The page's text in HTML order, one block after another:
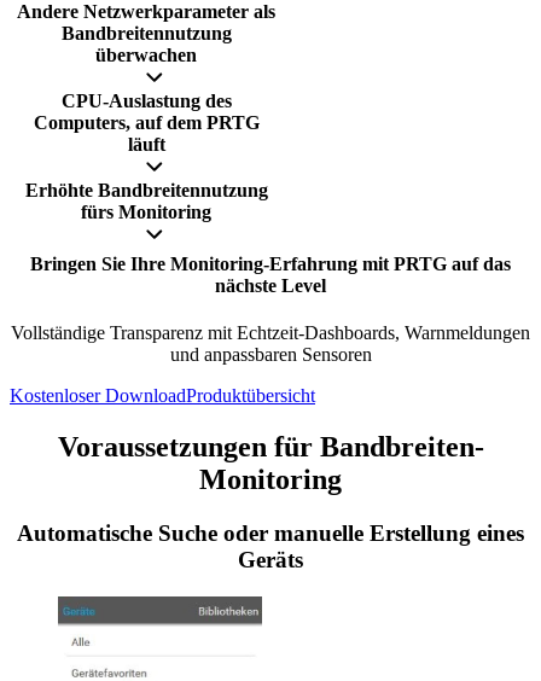
Andere Netzwerkparameter als
Bandbreitennutzung
überwachen
CPU-Auslastung des
Computers, auf dem PRTG
läuft
Erhöhte Bandbreitennutzung
fürs Monitoring
Bringen Sie Ihre Monitoring-Erfahrung mit PRTG auf das
nächste Level
Vollständige Transparenz mit Echtzeit-Dashboards, Warnmeldungen
und anpassbaren Sensoren
Kostenloser DownloadProduktübersicht
Voraussetzungen für Bandbreiten-
Monitoring
Automatische Suche oder manuelle Erstellung eines
Geräts